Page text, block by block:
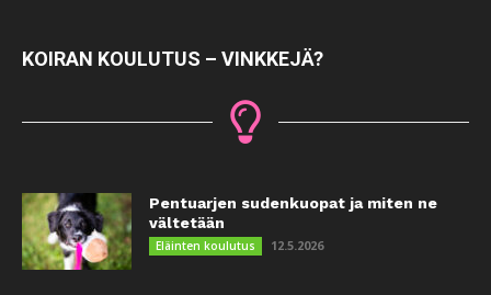
KOIRAN KOULUTUS – VINKKEJÄ?
Pentuarjen sudenkuopat ja miten ne
vältetään
Eläinten koulutus 12.5.2026